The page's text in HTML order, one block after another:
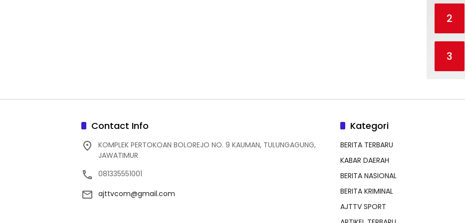
2
3
Contact Info
KOMPLEK PERTOKOAN BOLOREJO NO. 9 KAUMAN, TULUNGAGUNG,
JAWATIMUR
081335551001
ajttvcom@gmail.com
Kategori
BERITA TERBARU
KABAR DAERAH
BERITA NASIONAL
BERITA KRIMINAL
AJTTV SPORT